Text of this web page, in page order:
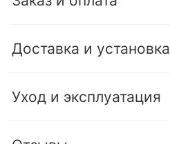
Доставка и установка
Уход и эксплуатация